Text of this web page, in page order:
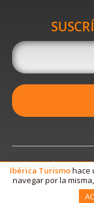
Ibérica Turismohace
navegar por la